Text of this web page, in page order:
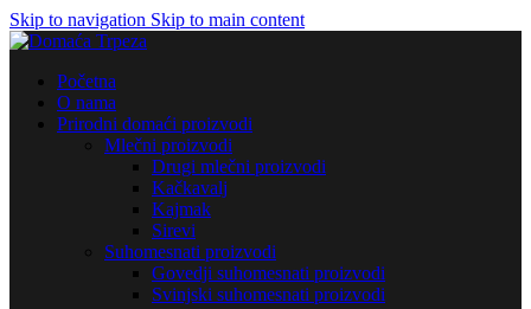
Skip to navigation Skip to main content
Početna
O nama
Prirodni domaći proizvodi
Mlečni proizvodi
Drugi mlečni proizvodi
Kačkavalj
Kajmak
Sirevi
Suhomesnati proizvodi
Govedji suhomesnati proizvodi
Svinjski suhomesnati proizvodi